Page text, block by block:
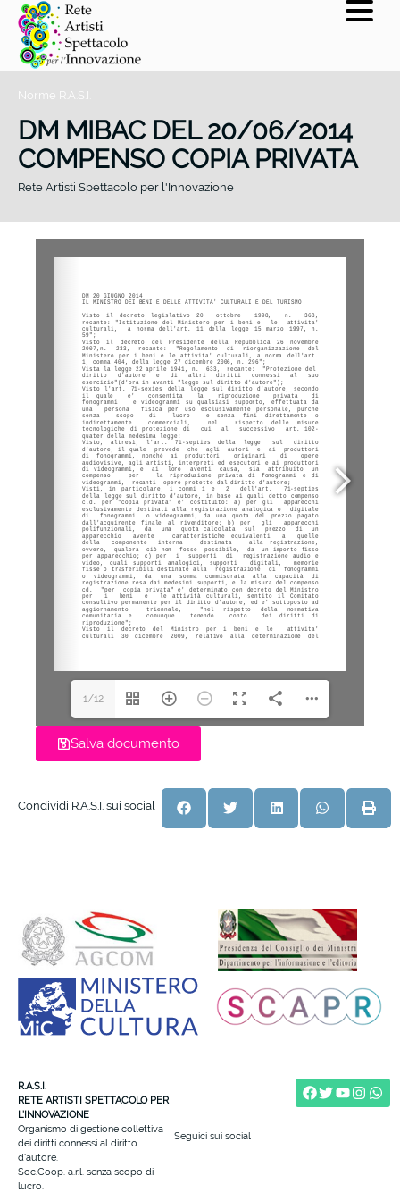
Norme R.A.S.I.
DM MIBAC DEL 20/06/2014
COMPENSO COPIA PRIVATA
Rete Artisti Spettacolo per l'Innovazione
1/12
Salva documento
Condividi R.A.S.I. sui social
R.A.S.I.
RETE ARTISTI SPETTACOLO PER
L’INNOVAZIONE
Organismo di gestione collettiva
dei diritti connessi al diritto
d’autore.
Soc.Coop. a.r.l. senza scopo di
lucro.
Seguici sui social